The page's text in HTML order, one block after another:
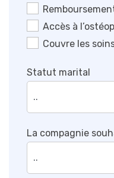
Accès à
Couvre les
Statut marital
La compagnie